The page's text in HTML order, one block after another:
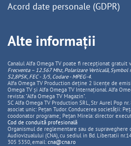
Acord date personale (GDPR)
Alte informații
Canalul Alfa Omega TV poate fi recepționat gratuit
Frecventa – 12.567 Mhz, PolarizareVerticală, Symbol
S2,8PSK, FEC - 3/5, Codare - MPEG-4.
Alfa Omega TV Production deține 2 licențe de
Omega TV și Alfa Omega TV Internațional. Alfa
revista: "Alfa Omega TV Magazin".
SC Alfa Omega TV Production SRL, Str Aurel Pop
asociat unic: Pețan Tudor. Conducerea societății:
coodonator programe; Pețan Mirela: director
Cod de conduită profesională
Organismul de reglementare sau de
Audiovizualului (CNA), cu sediul in Bd. Libertatii
305 5350, email: cna@cna.ro